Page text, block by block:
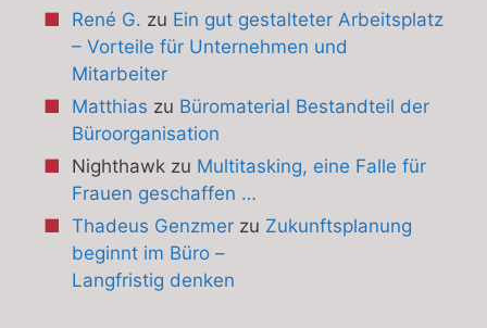
René G. zu Ein gut gestalteter Arbeitsplatz
– Vorteile für Unternehmen und
Mitarbeiter
Matthias zu Büromaterial Bestandteil der
Büroorganisation
Nighthawkzu Multitasking, eine Falle für
Frauen geschaffen …
Thadeus Genzmerzu Zukunftsplanung
beginnt im Büro –
Langfristig denken